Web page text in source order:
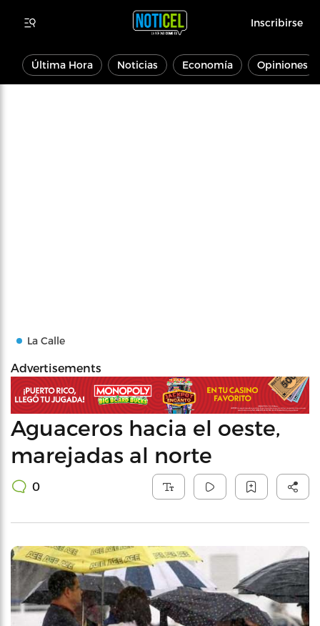
Inscribirse
Última Hora Noticias Economía Opiniones
La Calle
Advertisements
Aguaceros hacia el oeste,
marejadas al norte
0